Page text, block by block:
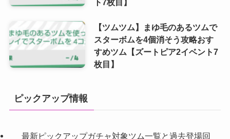
ト7枚目】
【ツムツム】まゆ毛のあるツムで
スターボムを4個消そう攻略おす
すめツム【ズートピア2イベント7
枚目】
ピックアップ情報
最新ピックアップガチャ対象ツム一覧と過去登場回